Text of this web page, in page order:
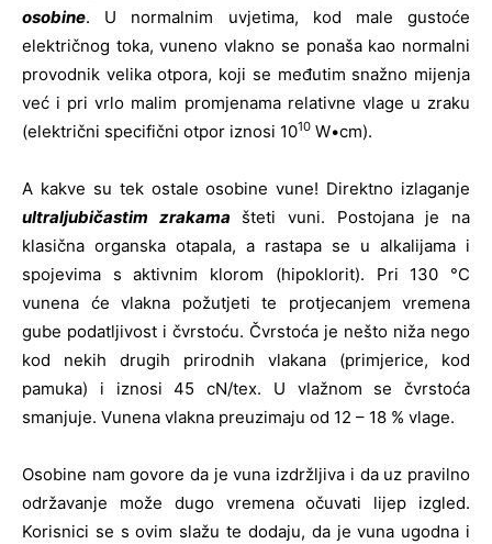
osobine. U normalnim uvjetima, kod male gustoće
električnog toka, vuneno vlakno se ponaša kao normalni
provodnik velika otpora, koji se međutim snažno mijenja
već i pri vrlo malim promjenama relativne vlage u zraku
(električni specifični otpor iznosi 1010 W•cm).
A kakve su tek ostale osobine vune! Direktno izlaganje
ultraljubičastim zrakama šteti vuni. Postojana je na
klasična organska otapala, a rastapa se u alkalijama i
spojevima s aktivnim klorom (hipoklorit). Pri 130 °C
vunena će vlakna požutjeti te protjecanjem vremena
gube podatljivost i čvrstoću. Čvrstoća je nešto niža nego
kod nekih drugih prirodnih vlakana (primjerice, kod
pamuka) i iznosi 45 cN/tex. U vlažnom se čvrstoća
smanjuje. Vunena vlakna preuzimaju od 12 – 18 % vlage.
Osobine nam govore da je vuna izdržljiva i da uz pravilno
održavanje može dugo vremena očuvati lijep izgled.
Korisnici se s ovim slažu te dodaju, da je vuna ugodna i